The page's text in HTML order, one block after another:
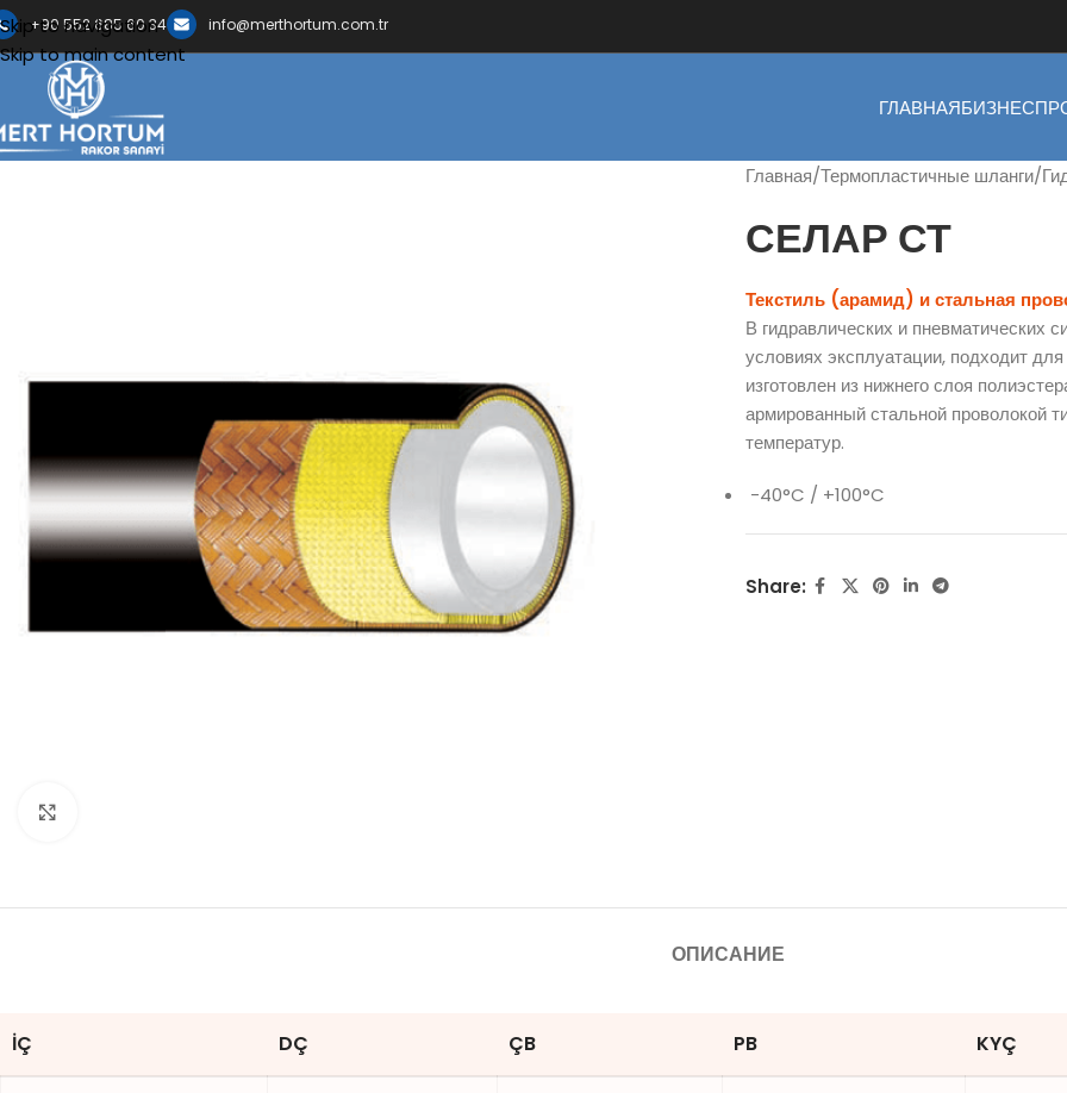
Skip to navigation
Skip to main content
+90 552 685 60 34 info@merthortum.com.tr
ГЛАВНАЯБИЗНЕС
Главная Термопластичные шланги
СЕЛАР СТ
Текстиль (арамид) и стальная
В гидравлических и пневматических
условиях эксплуатации, подходит
изготовлен из нижнего слоя
армированный стальной проволокой
температур.
-40°C / +100°C
Share:
ОПИСАНИЕ
İÇ DÇ ÇB PB KYÇ